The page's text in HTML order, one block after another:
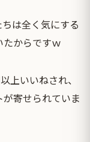
は全く気にする
からですｗ
上いいねされ、
寄せられていま